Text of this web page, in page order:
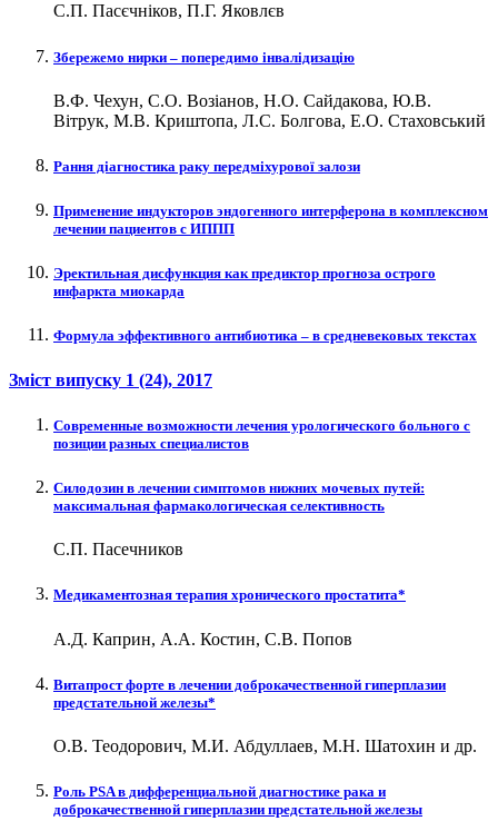
С.П. Пасєчніков, П.Г. Яковлєв
Збережемо нирки – попередимо інвалідизацію
В.Ф. Чехун, С.О. Возіанов, Н.О. Сайдакова, Ю.В.
Вітрук, М.В. Криштопа, Л.С. Болгова, Е.О. Стаховський
Рання діагностика раку передміхурової залози
Применение индукторов эндогенного интерферона в комплексном
лечении пациентов с ИППП
Эректильная дисфункция как предиктор прогноза острого
инфаркта миокарда
Формула эффективного антибиотика – в средневековых текстах
Зміст випуску 1 (24), 2017
Современные возможности лечения урологического больного с
позиции разных специалистов
Силодозин в лечении симптомов нижних мочевых путей:
максимальная фармакологическая селективность
С.П. Пасечников
Медикаментозная терапия хронического простатита*
А.Д. Каприн, А.А. Костин, С.В. Попов
Витапрост форте в лечении доброкачественной гиперплазии
предстательной железы*
О.В. Теодорович, М.И. Абдуллаев, М.Н. Шатохин и др.
Роль PSA в дифференциальной диагностике рака и
доброкачественной гиперплазии предстательной железы